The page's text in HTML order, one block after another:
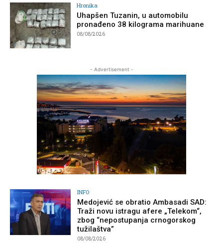
Hronika
Uhapšen Tuzanin, u automobilu
pronađeno 38 kilograma marihuane
08/08/2026
- Advertisement -
INFO
Medojević se obratio Ambasadi SAD:
Traži novu istragu afere „Telekom“,
zbog “nepostupanja crnogorskog
tužilaštva”
08/08/2026